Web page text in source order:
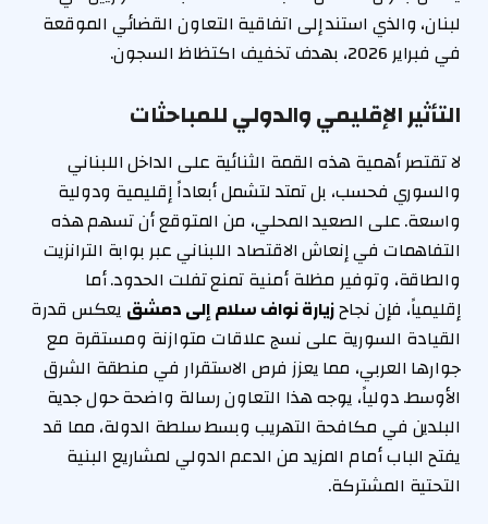
لبنان، والذي استند إلى اتفاقية التعاون القضائي الموقعة
في فبراير 2026، بهدف تخفيف اكتظاظ السجون.
التأثير الإقليمي والدولي للمباحثات
لا تقتصر أهمية هذه القمة الثنائية على الداخل اللبناني
والسوري فحسب، بل تمتد لتشمل أبعاداً إقليمية ودولية
واسعة. على الصعيد المحلي، من المتوقع أن تسهم هذه
التفاهمات في إنعاش الاقتصاد اللبناني عبر بوابة الترانزيت
والطاقة، وتوفير مظلة أمنية تمنع تفلت الحدود. أما
إقليمياً، فإن نجاحزيارة نواف سلام إلى دمشق يعكس قدرة
القيادة السورية على نسج علاقات متوازنة ومستقرة مع
جوارها العربي، مما يعزز فرص الاستقرار في منطقة الشرق
الأوسط. دولياً، يوجه هذا التعاون رسالة واضحة حول جدية
البلدين في مكافحة التهريب وبسط سلطة الدولة، مما قد
يفتح الباب أمام المزيد من الدعم الدولي لمشاريع البنية
التحتية المشتركة.